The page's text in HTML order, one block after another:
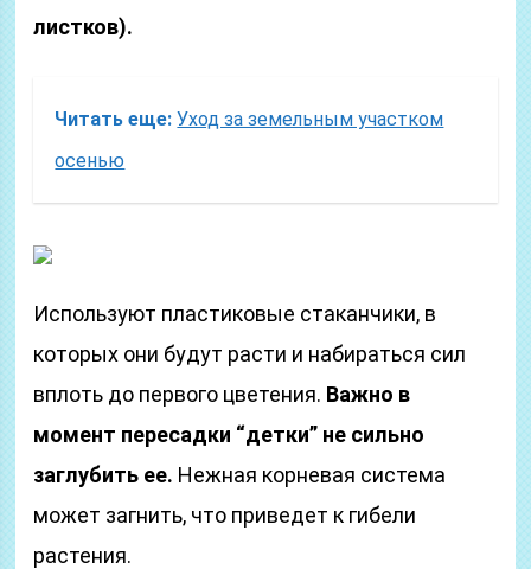
листков).
Читать еще: Уход за земельным участком
осенью
Используют пластиковые стаканчики, в
которых они будут расти и набираться сил
вплоть до первого цветения. Важно в
момент пересадки “детки” не сильно
заглубить ее. Нежная корневая система
может загнить, что приведет к гибели
растения.